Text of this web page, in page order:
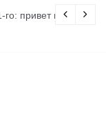
привет из 80-х